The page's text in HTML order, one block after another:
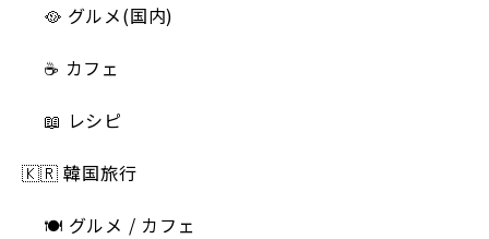
🥘 グルメ(国内)
☕️ カフェ
📖 レシピ
🇰🇷 韓国旅行
🍽 グルメ / カフェ